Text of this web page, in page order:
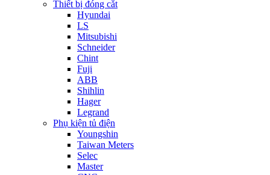
Thiết bị đóng cắt
Hyundai
LS
Mitsubishi
Schneider
Chint
Fuji
ABB
Shihlin
Hager
Legrand
Phụ kiện tủ điện
Youngshin
Taiwan Meters
Selec
Master